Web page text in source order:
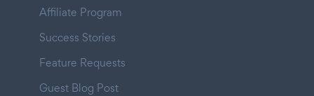
Affiliate Program
Success Stories
Feature Requests
Guest Blog Post